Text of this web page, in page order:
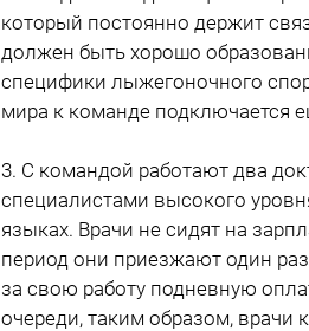
который постоянно держит
должен быть хорошо
специфики лыжегоночного
мира к команде подключается
3. С командой работают два
специалистами высокого
языках. Врачи не сидят на
период они приезжают один
за свою работу подневную
очереди, таким образом, врачи